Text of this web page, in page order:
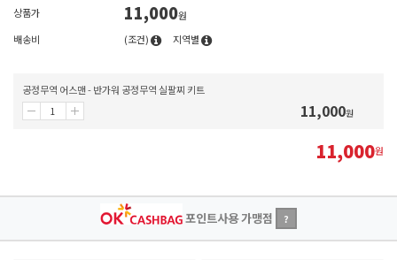
상품가 11,000원
배송비
(조건) 지역별
공정무역 어스맨 - 반가워 공정무역 실팔찌 키트
11,000원
11,000원
포인트사용 가맹점 ?